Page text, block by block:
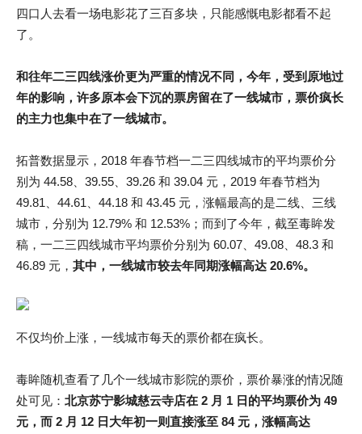
四口人去看一场电影花了三百多块，只能感慨电影都看不起
了。
和往年二三四线涨价更为严重的情况不同，今年，受到原地过
年的影响，许多原本会下沉的票房留在了一线城市，票价疯长
的主力也集中在了一线城市。
拓普数据显示，2018 年春节档一二三四线城市的平均票价分
别为 44.58、39.55、39.26 和 39.04 元，2019 年春节档为
49.81、44.61、44.18 和 43.45 元，涨幅最高的是二线、三线
城市，分别为 12.79% 和 12.53%；而到了今年，截至毒眸发
稿，一二三四线城市平均票价分别为 60.07、49.08、48.3 和
46.89 元， 其中，一线城市较去年同期涨幅高达 20.6%。
不仅均价上涨，一线城市每天的票价都在疯长。
毒眸随机查看了几个一线城市影院的票价，票价暴涨的情况随
处可见： 北京苏宁影城慈云寺店在 2 月 1 日的平均票价为 49
元，而 2 月 12 日大年初一则直接涨至 84 元，涨幅高达